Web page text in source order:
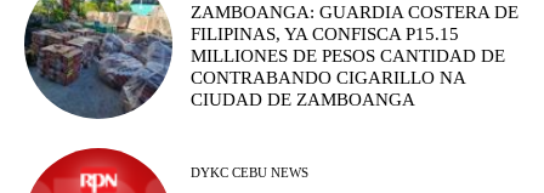
ZAMBOANGA: GUARDIA COSTERA DE
FILIPINAS, YA CONFISCA P15.15
MILLIONES DE PESOS CANTIDAD DE
CONTRABANDO CIGARILLO NA
CIUDAD DE ZAMBOANGA
DYKC CEBU NEWS